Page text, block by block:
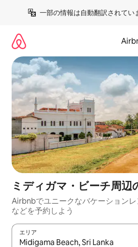
一部の情報は自動翻訳されてい
ミディガマ・ビーチ⁠周⁠辺⁠
Airbnbでユニークなバ⁠ケ⁠ー⁠シ⁠ョ⁠ン
な⁠ど⁠を予⁠約⁠し⁠よ⁠う
エリア
検索結果が表示されたら、上下の矢